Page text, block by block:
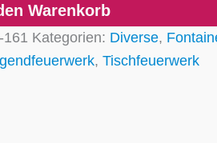
Warenkorb
161 Kategorien: Diverse,
, Tischfeuerwerk